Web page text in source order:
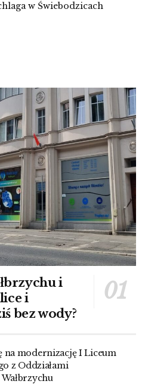
w Świebodzicach
i
i
bez wody?
na modernizację I Liceum
z Oddziałami